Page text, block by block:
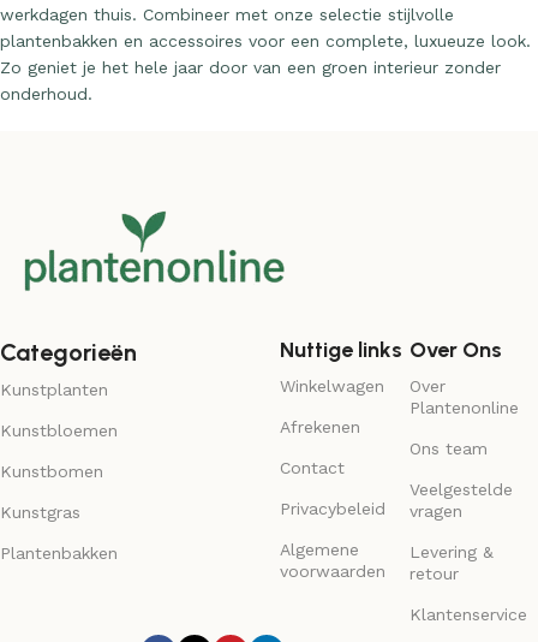
werkdagen thuis. Combineer met onze selectie stijlvolle
plantenbakken en accessoires voor een complete, luxueuze look.
Zo geniet je het hele jaar door van een groen interieur zonder
onderhoud.
Categorieën
Kunstplanten
Kunstbloemen
Kunstbomen
Kunstgras
Plantenbakken
Nuttige links
Winkelwagen
Afrekenen
Contact
Privacybeleid
Algemene
voorwaarden
Over Ons
Over
Plantenonline
Ons team
Veelgestelde
vragen
Levering &
retour
Klantenservice